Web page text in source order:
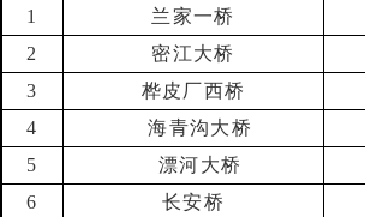
1 兰家一桥
2
密江大桥
3
桦皮厂西桥
4
海青沟大桥
5
漂河大桥
6
长安桥